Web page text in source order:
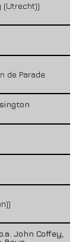
(Utrecht))
de Parade
John Coffey,